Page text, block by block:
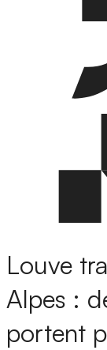
Louve
Alpes :
portent